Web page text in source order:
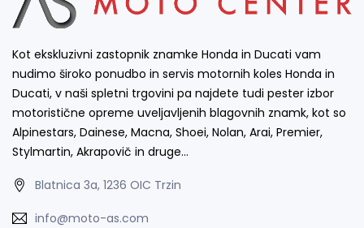
Kot ekskluzivni zastopnik znamke Honda in Ducati vam
nudimo široko ponudbo in servis motornih koles Honda in
Ducati, v naši spletni trgovini pa najdete tudi pester izbor
motoristične opreme uveljavljenih blagovnih znamk, kot so
Alpinestars, Dainese, Macna, Shoei, Nolan, Arai, Premier,
Stylmartin, Akrapovič in druge…
Blatnica 3a, 1236 OIC Trzin
info@moto-as.com